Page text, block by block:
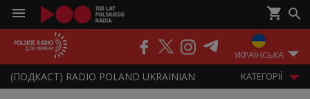
УКРАЇНСЬКА
(ПОДКАСТ) RADIO POLAND UKRAINIAN KАТЕГОРІЇ
ПОДКАСТИ ЕФІР